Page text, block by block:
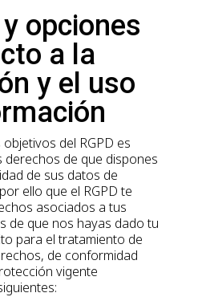
opciones
a la
y el uso
del RGPD es
de que dispones
de sus datos de
ello que el RGPD te
asociados a tus
de que nos hayas dado tu
para el tratamiento de
de conformidad
vigente